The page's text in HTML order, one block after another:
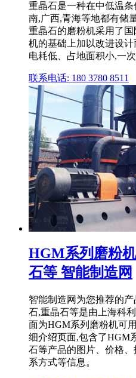
重晶石是一种在中低温
南,广西,青海等地都有储
重晶石的磨粉机采用了
机的基础上加以改进设计
电耗低、占地面积小,一
联系电话: 180 3780 8511
HGM系列磨粉
石等 智能制造网
智能制造网为您推荐的
石,重晶石等是由上海科
面为HGM系列磨粉机可
细介绍页面,包含了HGM
石等产品的图片、价格
系方式等信息。